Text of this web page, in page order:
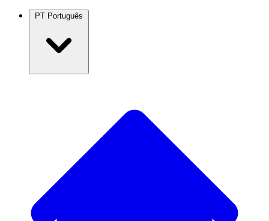
PT Português